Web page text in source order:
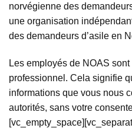
norvégienne des
une organisation
des demandeurs d’asile en
Les employés de NOAS
professionnel. Cela signifie
informations que vous nous
autorités, sans votre